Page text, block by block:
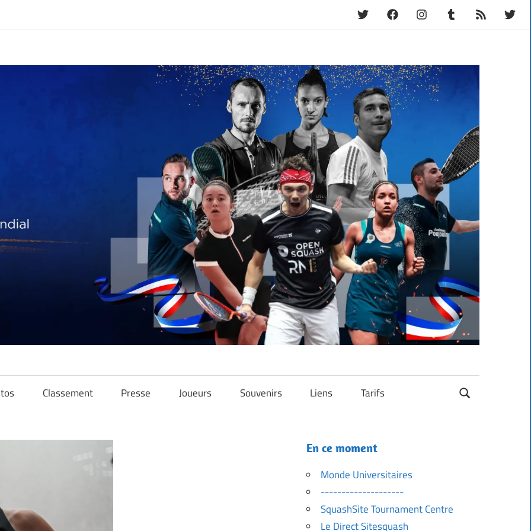
TwitterFacebookInstagramTumblr RSS
Fram
Classement Presse Joueurs Souvenirs Liens Tarifs
En ce moment
Monde Universitaires
--------------------
SquashSite Tournament Centre
Le Direct Sitesquash